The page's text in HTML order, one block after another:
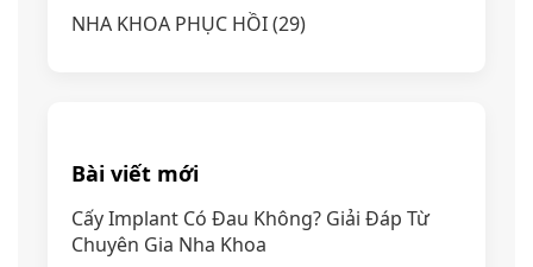
NHA KHOA PHỤC HỒI(29)
Bài viết mới
Cấy Implant Có Đau Không? Giải Đáp Từ
Chuyên Gia Nha Khoa